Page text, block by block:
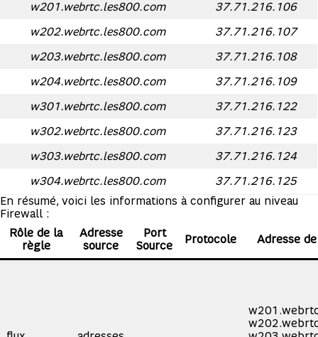
w201.webrtc.les800.com
37.71.216.106
w202.webrtc.les800.com
37.71.216.107
w203.webrtc.les800.com
37.71.216.108
w204.webrtc.les800.com
37.71.216.109
w301.webrtc.les800.com
37.71.216.122
w302.webrtc.les800.com
37.71.216.123
w303.webrtc.les800.com
37.71.216.124
w304.webrtc.les800.com
37.71.216.125
En résumé, voici les informations à configurer au niveau
Firewall :
Rôle de la
règle
Adresse
source
Port
Source
Protocole Adresse